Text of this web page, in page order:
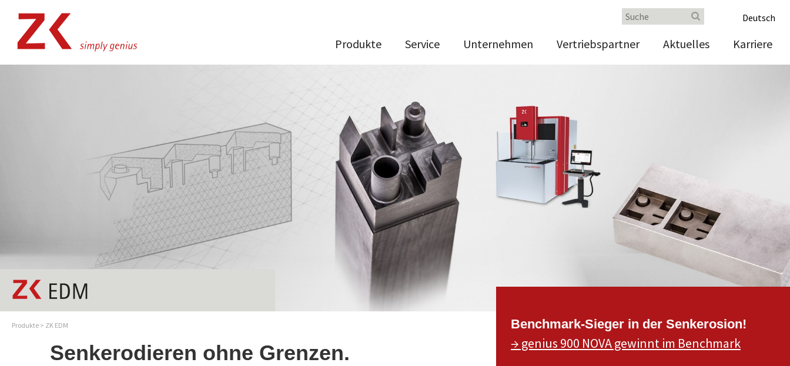
Produkte Service Unternehmen Vertriebspartner Aktuelles Karriere
Deutsch
Newsletter
Benchmark-Sieger in der Senkerosion!
→ genius 900 NOVA gewinnt im Benchmark
Produkte > ZK EDM
Senkerodieren ohne Grenzen.